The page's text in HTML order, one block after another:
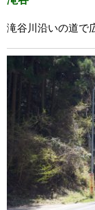
滝谷川沿いの道で